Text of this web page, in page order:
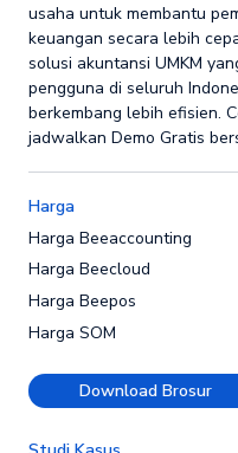
usaha untuk membantu
keuangan secara lebih
solusi akuntansi UMKM
pengguna di seluruh
berkembang lebih efisien.
jadwalkan Demo Gratis
Harga
Harga Beeaccounting
Harga Beecloud
Harga Beepos
Harga SOM
Download Brosur